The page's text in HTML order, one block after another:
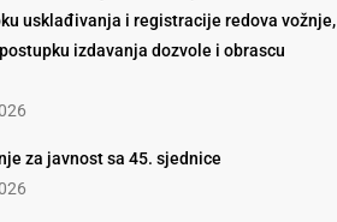
usklađivanja i registracije redova vožnje,
izdavanja dozvole i obrascu
za javnost sa 45. sjednice